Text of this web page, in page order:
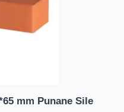
mm Punane Sile